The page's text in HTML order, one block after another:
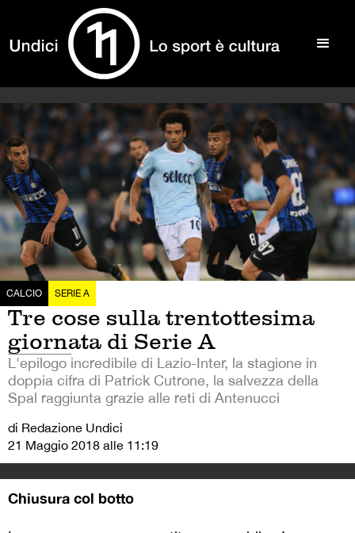
CALCIO SERIE A
Tre cose sulla trentottesima
giornata di Serie A
L'epilogo incredibile di Lazio-Inter, la stagione in
doppia cifra di Patrick Cutrone, la salvezza della
Spal raggiunta grazie alle reti di Antenucci
di Redazione Undici
21 Maggio 2018 alle 11:19
Chiusura col botto